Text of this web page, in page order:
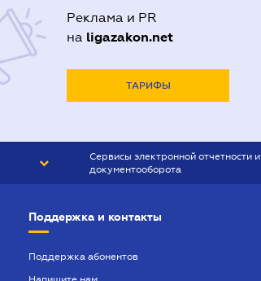
Реклама и PR
на ligazakon.net
ТАРИФЫ
Сервисы электронной отчетности и
документооборота
Поддержка и контакты
Поддержка абонентов